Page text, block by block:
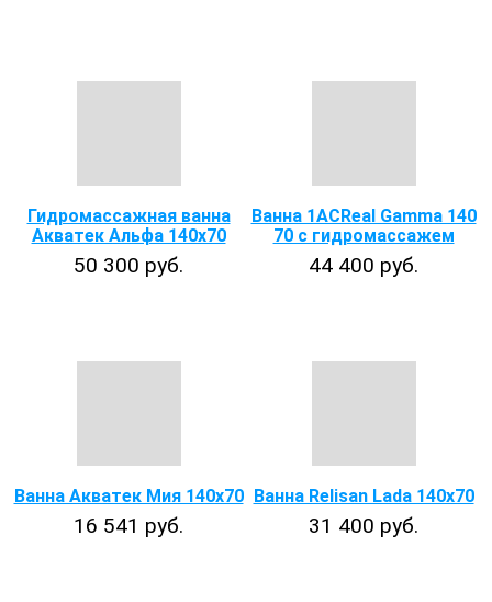
Гидромассажная ванна
Акватек Альфа 140x70
50 300 руб.
Ванна 1ACReal Gamma 140
70 с гидромассажем
44 400 руб.
Ванна Акватек Мия 140х70
16 541 руб.
Ванна Relisan Lada 140x70
31 400 руб.